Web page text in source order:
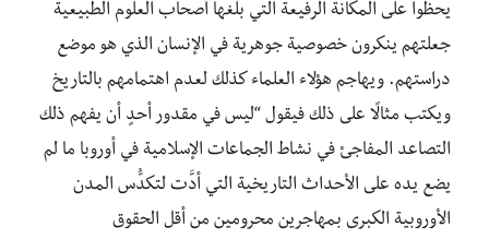
يحظوا على المكانة الرفيعة التي بلغها أصحاب العلوم الطبيعية
جعلتهم ينكرون خصوصية جوهرية في الإنسان الذي هو موضع
دراستهم. ويهاجم هؤلاء العلماء كذلك لعدم اهتمامهم بالتاريخ
ويكتب مثالًا على ذلك فيقول “ليس في مقدور أحدٍ أن يفهم ذلك
التصاعد المفاجئ في نشاط الجماعات الإسلامية في أوروبا ما لم
يضع يده على الأحداث التاريخية التي أدَّت لتكدُّس المدن
الأوروبية الكبرى بمهاجرين محرومين من أقل الحقوق